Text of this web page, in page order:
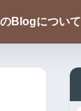
Blogについて